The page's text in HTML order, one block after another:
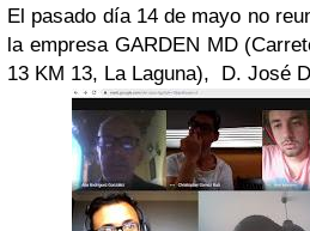
El pasado día 14 de mayo no
la empresa GARDEN MD
13 KM 13, La Laguna), D. José